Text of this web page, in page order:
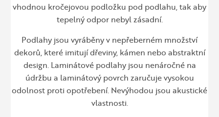
vhodnou kročejovou podložku pod podlahu, tak aby
tepelný odpor nebyl zásadní.
Podlahy jsou vyráběny v nepřeberném množství
dekorů, které imitují dřeviny, kámen nebo abstraktní
design. Laminátové podlahy jsou nenáročné na
údržbu a laminátový povrch zaručuje vysokou
odolnost proti opotřebení. Nevýhodou jsou akustické
vlastnosti.